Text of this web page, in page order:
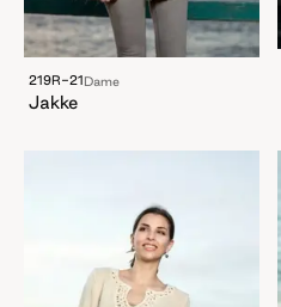
219R-21 Dame
Jakke